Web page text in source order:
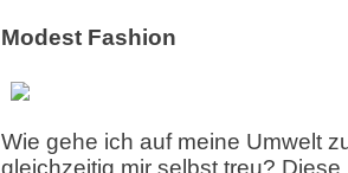
Modest Fashion
Wie gehe ich auf meine Umwelt